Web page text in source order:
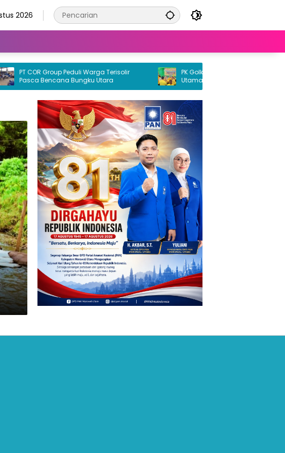
2026
PT COR Group Peduli Warga Terisolir
Pasca Bencana Bungku Utara
PK Golkar Petasia Timur Jadi Kekuatan
Utama Partai Golkar di Morowali Utara